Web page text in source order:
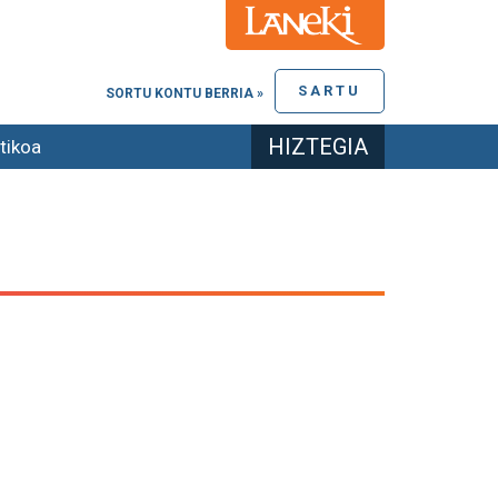
SARTU
SORTU KONTU BERRIA »
HIZTEGIA